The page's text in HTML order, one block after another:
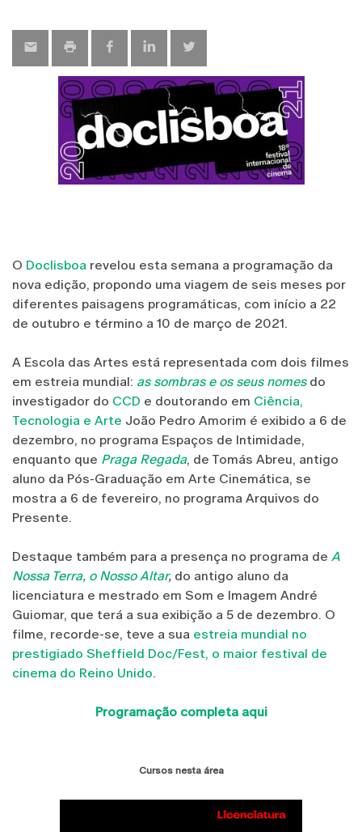
O Doclisboa revelou esta semana a programação da
nova edição, propondo uma viagem de seis meses por
diferentes paisagens programáticas, com início a 22
de outubro e término a 10 de março de 2021.
A Escola das Artes está representada com dois filmes
em estreia mundial: as sombras e os seus nomes do
investigador do CCD e doutorando em Ciência,
Tecnologia e Arte João Pedro Amorim é exibido a 6 de
dezembro, no programa Espaços de Intimidade,
enquanto que Praga Regada, de Tomás Abreu, antigo
aluno da Pós-Graduação em Arte Cinemática, se
mostra a 6 de fevereiro, no programa Arquivos do
Presente.
Destaque também para a presença no programa de A
Nossa Terra, o Nosso Altar, do antigo aluno da
licenciatura e mestrado em Som e Imagem André
Guiomar, que terá a sua exibição a 5 de dezembro. O
filme, recorde-se, teve a sua estreia mundial no
prestigiado Sheffield Doc/Fest, o maior festival de
cinema do Reino Unido.
Programação completa aqui
Cursos nesta área